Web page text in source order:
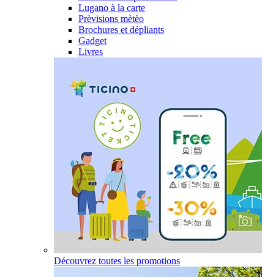
Lugano à la carte
Prèvisions mètèo
Brochures et dépliants
Gadget
Livres
Découvrez toutes les promotions